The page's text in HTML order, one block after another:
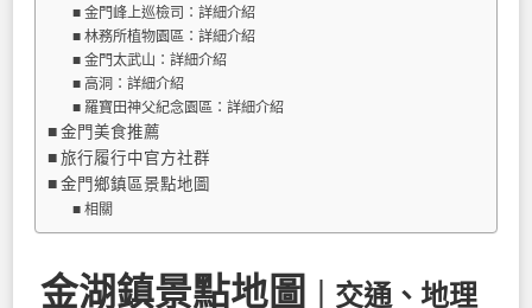
金門峰上巡檢司：詳細介紹
林務所植物園區：詳細介紹
金門太武山：詳細介紹
高洞：詳細介紹
羅寶田神父紀念園區：詳細介紹
金門美食推薦
旅行履行中官方社群
金門鄉鎮區景點地圖
相關
金湖鎮景點地圖
｜交通、地理